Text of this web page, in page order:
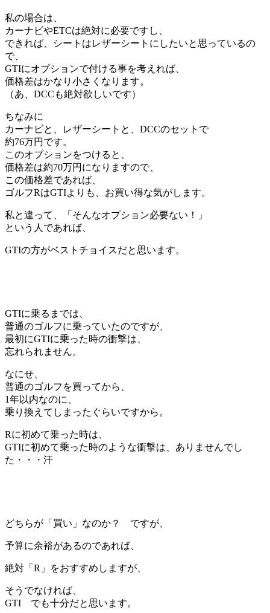
私の場合は、
カーナビやETCは絶対に必要ですし、
できれば、シートはレザーシートにしたいと思っているの
で、
GTIにオプションで付ける事を考えれば、
価格差はかなり小さくなります。
（あ、DCCも絶対欲しいです）
ちなみに
カーナビと、レザーシートと、DCCのセットで
約76万円です。
このオプションをつけると、
価格差は約70万円になりますので、
この価格差であれば、
ゴルフRはGTIよりも、お買い得な気がします。
私と違って、「そんなオプション必要ない！」
という人であれば、
GTIの方がベストチョイスだと思います。
GTIに乗るまでは、
普通のゴルフに乗っていたのですが、
最初にGTIに乗った時の衝撃は、
忘れられません。
なにせ、
普通のゴルフを買ってから、
1年以内なのに、
乗り換えてしまったぐらいですから。
Rに初めて乗った時は、
GTIに初めて乗った時のような衝撃は、ありませんでし
た・・・汗
どちらが「買い」なのか？ ですが、
予算に余裕があるのであれば、
絶対「R」をおすすめしますが、
そうでなければ、
GTI でも十分だと思います。